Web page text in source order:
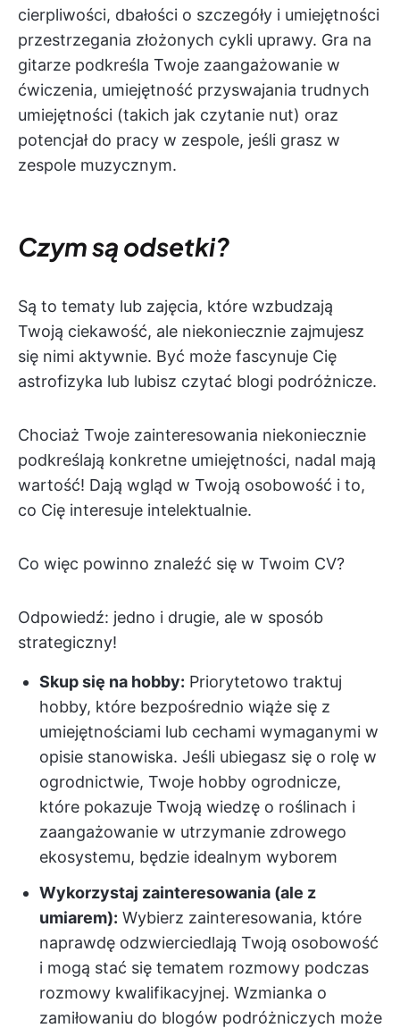
cierpliwości, dbałości o szczegóły i umiejętności
przestrzegania złożonych cykli uprawy. Gra na
gitarze podkreśla Twoje zaangażowanie w
ćwiczenia, umiejętność przyswajania trudnych
umiejętności (takich jak czytanie nut) oraz
potencjał do pracy w zespole, jeśli grasz w
zespole muzycznym.
Czym są odsetki?
Są to tematy lub zajęcia, które wzbudzają
Twoją ciekawość, ale niekoniecznie zajmujesz
się nimi aktywnie. Być może fascynuje Cię
astrofizyka lub lubisz czytać blogi podróżnicze.
Chociaż Twoje zainteresowania niekoniecznie
podkreślają konkretne umiejętności, nadal mają
wartość! Dają wgląd w Twoją osobowość i to,
co Cię interesuje intelektualnie.
Co więc powinno znaleźć się w Twoim CV?
Odpowiedź: jedno i drugie, ale w sposób
strategiczny!
Skup się na hobby: Priorytetowo traktuj
hobby, które bezpośrednio wiąże się z
umiejętnościami lub cechami wymaganymi w
opisie stanowiska. Jeśli ubiegasz się o rolę w
ogrodnictwie, Twoje hobby ogrodnicze,
które pokazuje Twoją wiedzę o roślinach i
zaangażowanie w utrzymanie zdrowego
ekosystemu, będzie idealnym wyborem
Wykorzystaj zainteresowania (ale z
umiarem): Wybierz zainteresowania, które
naprawdę odzwierciedlają Twoją osobowość
i mogą stać się tematem rozmowy podczas
rozmowy kwalifikacyjnej. Wzmianka o
zamiłowaniu do blogów podróżniczych może